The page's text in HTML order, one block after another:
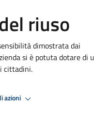
riuso
dimostrata dai
si è potuta dotare di
cittadini.
azioni